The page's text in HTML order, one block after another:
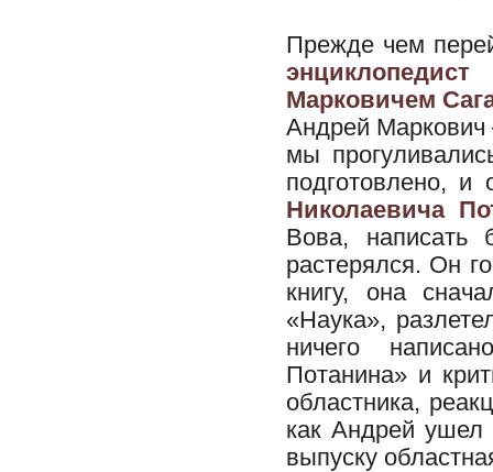
Прежде чем
энциклопедист
Марковичем
Андрей Маркович
мы
подготовлено,
Николаевича
Вова, написать
растерялся. Он
книгу, она
«Наука»,
ничего
Потанина» и
областника,
как Андрей ушел
выпуску